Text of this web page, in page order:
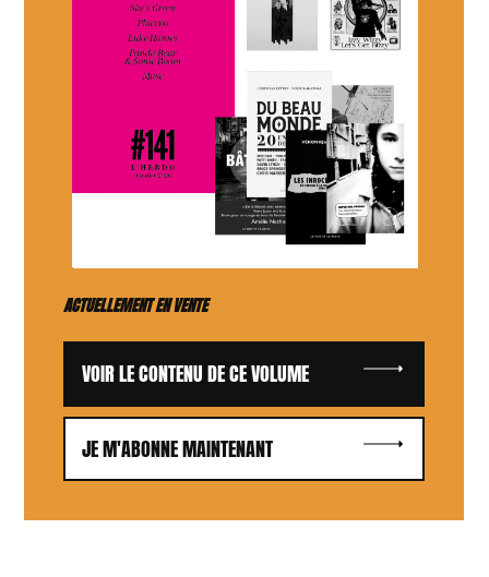
ACTUELLEMENT EN VENTE
VOIR LE CONTENU DE CE VOLUME
JE M'ABONNE MAINTENANT